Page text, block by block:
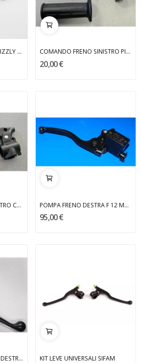
COMANDO SINISTRO GRIZZLY 10 2003 MALAGUTI COMANDO FRENO SINISTRO PIU' MANOPOLA DOMINO
20,00 €
COMANDO FRENO SINISTRO CON MANOPOLA DOMINO POMPA FRENO DESTRA F 12 MALAGUTI
95,00 €
LEVA FRENO ANTERIORE DESTRA OSL KIT LEVE UNIVERSALI SIFAM